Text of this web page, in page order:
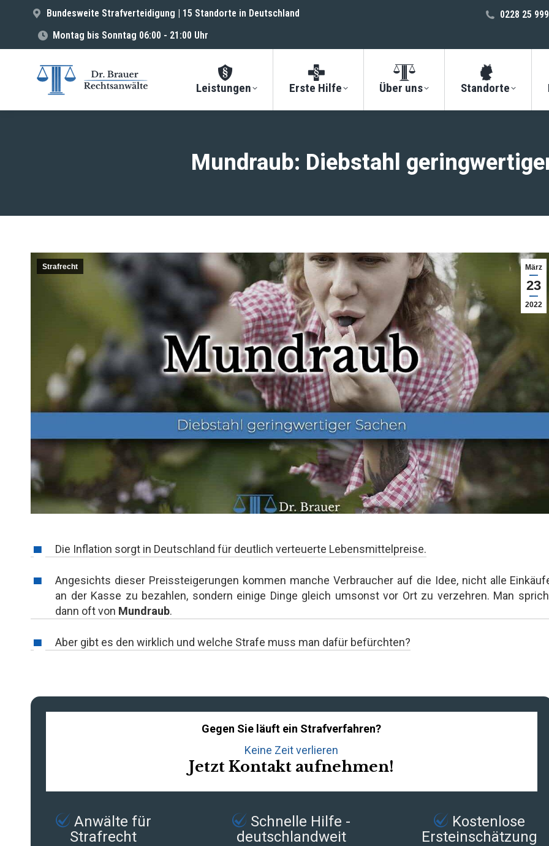
Bundesweite Strafverteidigung | 15 Standorte in Deutschland
Montag bis Sonntag 06:00 - 21:00 Uhr
0228 25
Leistungen Erste Hilfe Über uns Standorte
Mundraub: Diebstahl
März
23
2022
Strafrecht
Die Inflation sorgt in Deutschland für deutlich verteuerte Lebensmittelpreise.
Angesichts dieser Preissteigerungen kommen manche Verbraucher auf die Idee, nicht alle
an der Kasse zu bezahlen, sondern einige Dinge gleich umsonst vor Ort zu verzehren. Man
dann oft von Mundraub.
Aber gibt es den wirklich und welche Strafe muss man dafür befürchten?
Gegen Sie läuft ein Strafverfahren?
Keine Zeit verlieren
Jetzt Kontakt aufnehmen!
Anwälte für
Strafrecht
Schnelle Hilfe -
deutschlandweit
Kostenlose
Ersteinschätzung